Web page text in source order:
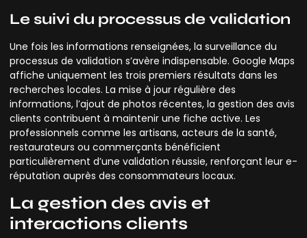
Le suivi du processus de validation
Une fois les informations renseignées, la surveillance du
processus de validation s’avère indispensable. Google Maps
affiche uniquement les trois premiers résultats dans les
recherches locales. La mise à jour régulière des
informations, l’ajout de photos récentes, la gestion des avis
clients contribuent à maintenir une fiche active. Les
professionnels comme les artisans, acteurs de la santé,
restaurateurs ou commerçants bénéficient
particulièrement d’une validation réussie, renforçant leur e-
réputation auprès des consommateurs locaux.
La gestion des avis et
interactions clients